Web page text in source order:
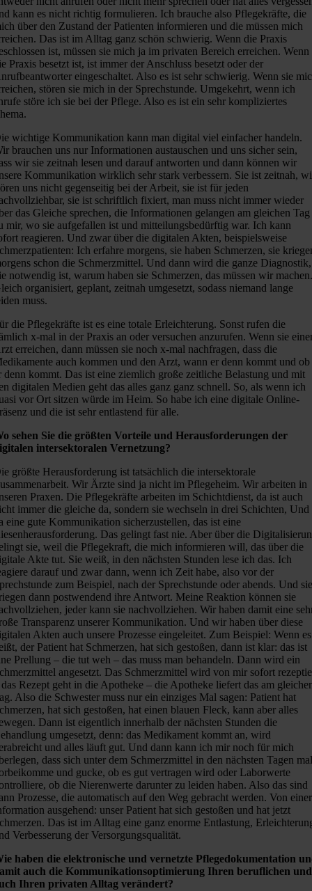
kann es nicht richtig formulieren. Ich brauche also Pflegekräfte, die
über den Zustand der Patienten informieren und die müssen mich
Das ist im Alltag ganz schön schwierig. Wenn die Praxis
ist, müssen sie mich ja im privaten Bereich erreichen. Wenn
Praxis besetzt ist, ist immer der Anschluss besetzt oder der
eingeschaltet. Also es ist sehr schwierig. Wenn sie
stören sie mich in der Sprechstunde. Umgekehrt, wenn ich
störe ich sie bei der Pflege. Also es ist ein sehr kompliziertes
wichtige Kommunikation kann man digital viel einfacher handeln.
brauchen uns nur Informationen austauschen und uns sicher sein,
wir sie zeitnah lesen und darauf antworten und dann können wir
Kommunikation wirklich sehr stark verbessern. Sie ist zeitnah,
uns nicht gegenseitig bei der Arbeit, sie ist für jeden
sie ist schriftlich fixiert, man muss nicht immer wieder
das Gleiche sprechen, die Informationen gelangen am gleichen Tag
mir, wo sie aufgefallen ist und mitteilungsbedürftig war. Ich kann
reagieren. Und zwar über die digitalen Akten, beispielsweise
Ich erfahre morgens, sie haben Schmerzen, sie
schon die Schmerzmittel. Und dann wird die ganze Diagnostik,
notwendig ist, warum haben sie Schmerzen, das müssen wir
organisiert, geplant, zeitnah umgesetzt, sodass niemand lange
muss.
die Pflegekräfte ist es eine totale Erleichterung. Sonst rufen die
x-mal in der Praxis an oder versuchen anzurufen. Wenn sie
erreichen, dann müssen sie noch x-mal nachfragen, dass die
auch kommen und den Arzt, wann er denn kommt und ob
denn kommt. Das ist eine ziemlich große zeitliche Belastung und mit
digitalen Medien geht das alles ganz ganz schnell. So, als wenn ich
vor Ort sitzen würde im Heim. So habe ich eine digitale Online-
und die ist sehr entlastend für alle.
sehen Sie die größten Vorteile und Herausforderungen der
intersektoralen Vernetzung?
größte Herausforderung ist tatsächlich die intersektorale
Wir Ärzte sind ja nicht im Pflegeheim. Wir arbeiten in
Praxen. Die Pflegekräfte arbeiten im Schichtdienst, da ist auch
immer die gleiche da, sondern sie wechseln in drei Schichten, Und
eine gute Kommunikation sicherzustellen, das ist eine
Das gelingt fast nie. Aber über die
sie, weil die Pflegekraft, die mich informieren will, das über die
Akte tut. Sie weiß, in den nächsten Stunden lese ich das. Ich
darauf und zwar dann, wenn ich Zeit habe, also vor der
zum Beispiel, nach der Sprechstunde oder abends. Und
dann postwendend ihre Antwort. Meine Reaktion können sie
jeder kann sie nachvollziehen. Wir haben damit eine
Transparenz unserer Kommunikation. Und wir haben über diese
Akten auch unsere Prozesse eingeleitet. Zum Beispiel: Wenn es
der Patient hat Schmerzen, hat sich gestoßen, dann ist klar: das ist
Prellung – die tut weh – das muss man behandeln. Dann wird ein
angesetzt. Das Schmerzmittel wird von mir sofort
Rezept geht in die Apotheke – die Apotheke liefert das am
Also die Schwester muss nur ein einziges Mal sagen: Patient hat
hat sich gestoßen, hat einen blauen Fleck, kann aber alles
Dann ist eigentlich innerhalb der nächsten Stunden die
umgesetzt, denn: das Medikament kommt an, wird
und alles läuft gut. Und dann kann ich mir noch für mich
dass sich unter dem Schmerzmittel in den nächsten Tagen
und gucke, ob es gut vertragen wird oder Laborwerte
ob die Nierenwerte darunter zu leiden haben. Also das sind
Prozesse, die automatisch auf den Weg gebracht werden. Von einer
ausgehend: unser Patient hat sich gestoßen und hat jetzt
Das ist im Alltag eine ganz enorme Entlastung,
Verbesserung der Versorgungsqualität.
haben die elektronische und vernetzte Pflegedokumentation
auch die Kommunikationsoptimierung Ihren beruflichen und
Ihren privaten Alltag verändert?